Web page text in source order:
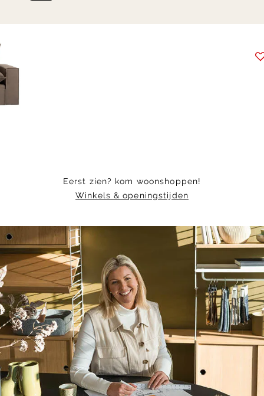
1
of
4
Eerst zien? kom woonshoppen!
Winkels & openingstijden